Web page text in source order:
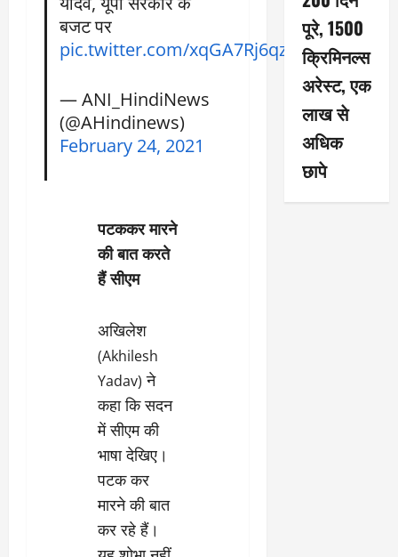
बजट पर
pic.twitter.com/xqGA7Rj6qz
— ANI_HindiNews
(@AHindinews)
February 24, 2021
पटककर मारने
की बात करते
हैं सीएम
अखिलेश
(Akhilesh
Yadav) ने
कहा कि सदन
में सीएम की
भाषा देखिए।
पटक कर
मारने की बात
कर रहे हैं।
पूरे, 1500
क्रिमिनल्स
अरेस्ट, एक
लाख से
अधिक
छापे